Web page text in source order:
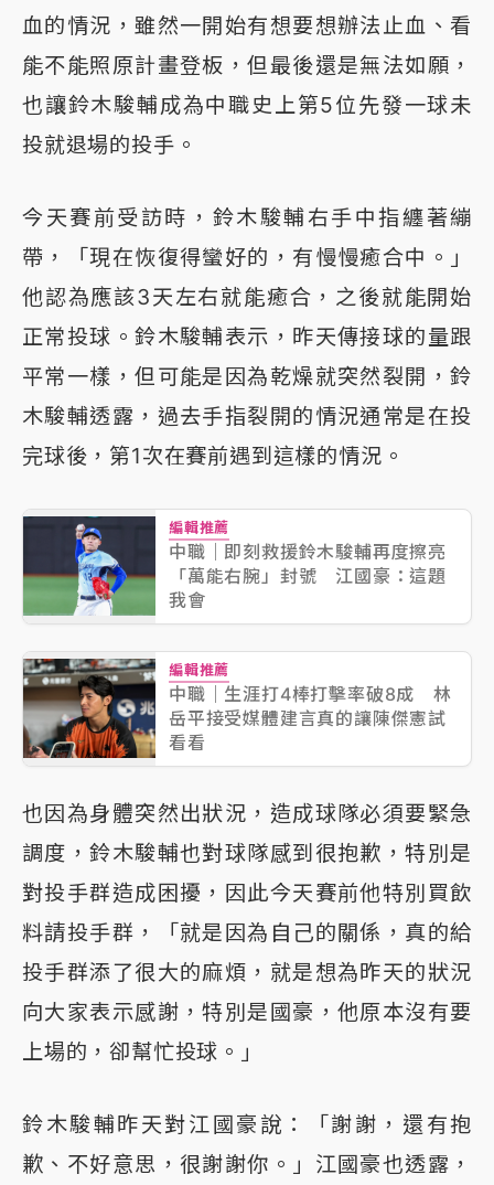
血的情況，雖然一開始有想要想辦法止血、看
能不能照原計畫登板，但最後還是無法如願，
也讓鈴木駿輔成為中職史上第5位先發一球未
投就退場的投手。
今天賽前受訪時，鈴木駿輔右手中指纏著繃
帶，「現在恢復得蠻好的，有慢慢癒合中。」
他認為應該3天左右就能癒合，之後就能開始
正常投球。鈴木駿輔表示，昨天傳接球的量跟
平常一樣，但可能是因為乾燥就突然裂開，鈴
木駿輔透露，過去手指裂開的情況通常是在投
完球後，第1次在賽前遇到這樣的情況。
編輯推薦
中職｜即刻救援鈴木駿輔再度擦亮
「萬能右腕」封號 江國豪：這題
我會
編輯推薦
中職｜生涯打4棒打擊率破8成 林
岳平接受媒體建言真的讓陳傑憲試
看看
也因為身體突然出狀況，造成球隊必須要緊急
調度，鈴木駿輔也對球隊感到很抱歉，特別是
對投手群造成困擾，因此今天賽前他特別買飲
料請投手群，「就是因為自己的關係，真的給
投手群添了很大的麻煩，就是想為昨天的狀況
向大家表示感謝，特別是國豪，他原本沒有要
上場的，卻幫忙投球。」
鈴木駿輔昨天對江國豪說：「謝謝，還有抱
歉、不好意思，很謝謝你。」江國豪也透露，